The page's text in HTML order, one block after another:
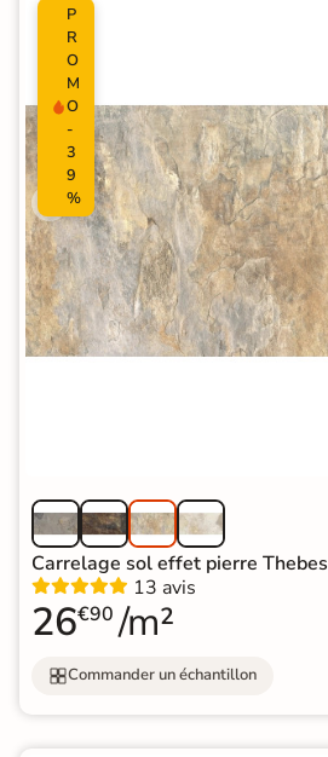
P
R
O
M
O
-
3
9
%
Carrelage sol effet pierre
13 avis
26€90 /m²
Commander un échantillon